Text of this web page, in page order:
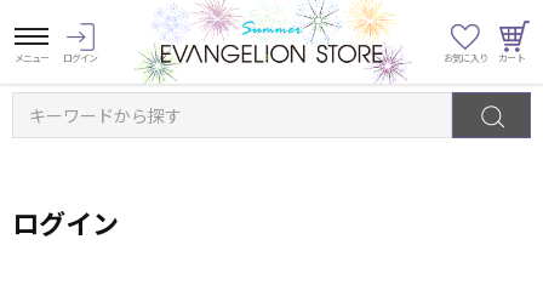
キーワードから探す
ログイン